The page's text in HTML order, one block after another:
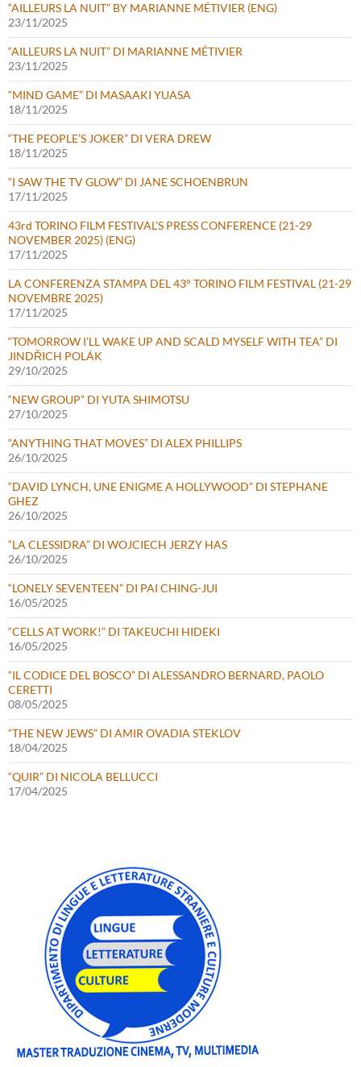
“AILLEURS LA NUIT” BY MARIANNE MÉTIVIER (ENG)
23/11/2025
“AILLEURS LA NUIT” DI MARIANNE MÉTIVIER
23/11/2025
“MIND GAME” DI MASAAKI YUASA
18/11/2025
“THE PEOPLE’S JOKER” DI VERA DREW
18/11/2025
“I SAW THE TV GLOW” DI JANE SCHOENBRUN
17/11/2025
43rd TORINO FILM FESTIVAL’S PRESS CONFERENCE (21-29
NOVEMBER 2025) (ENG)
17/11/2025
LA CONFERENZA STAMPA DEL 43° TORINO FILM FESTIVAL (21-29
NOVEMBRE 2025)
17/11/2025
“TOMORROW I’LL WAKE UP AND SCALD MYSELF WITH TEA” DI
JINDŘICH POLÁK
29/10/2025
“NEW GROUP” DI YUTA SHIMOTSU
27/10/2025
“ANYTHING THAT MOVES” DI ALEX PHILLIPS
26/10/2025
“DAVID LYNCH, UNE ENIGME A HOLLYWOOD” DI STEPHANE
GHEZ
26/10/2025
“LA CLESSIDRA” DI WOJCIECH JERZY HAS
26/10/2025
“LONELY SEVENTEEN” DI PAI CHING-JUI
16/05/2025
“CELLS AT WORK!” DI TAKEUCHI HIDEKI
16/05/2025
“IL CODICE DEL BOSCO” DI ALESSANDRO BERNARD, PAOLO
CERETTI
08/05/2025
“THE NEW JEWS” DI AMIR OVADIA STEKLOV
18/04/2025
“QUIR” DI NICOLA BELLUCCI
17/04/2025